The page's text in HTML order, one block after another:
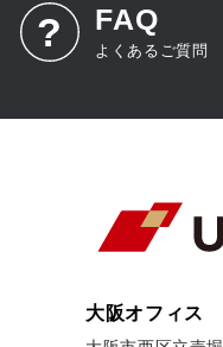
FAQ
よくあるご質問
大阪オフィス